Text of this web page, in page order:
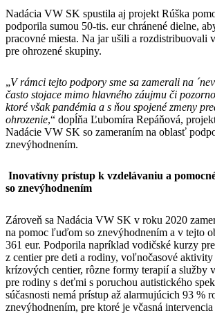
Nadácia VW SK spustila aj projekt Rúška
podporila sumou 50-tis. eur chránené dielne,
pracovné miesta. Na jar ušili a rozdistribuovali
pre ohrozené skupiny.
„V rámci tejto podpory sme sa zamerali na
často stojace mimo hlavného záujmu či
ktoré však pandémia a s ňou spojené zmeny
ohrozenie,“ dopĺňa Ľubomíra Repáňová,
Nadácie VW SK so zameraním na oblasť
znevýhodnením.
Inovatívny prístup k vzdelávaniu a
so znevýhodnením
Zároveň sa Nadácia VW SK v roku 2020
na pomoc ľuďom so znevýhodnením a v tejto
361 eur. Podporila napríklad vodičské kurzy
z centier pre deti a rodiny, voľnočasové
krízových centier, rôzne formy terapií a služby
pre rodiny s deťmi s poruchou autistického
súčasnosti nemá prístup až alarmujúcich 93 %
znevýhodnením, pre ktoré je včasná